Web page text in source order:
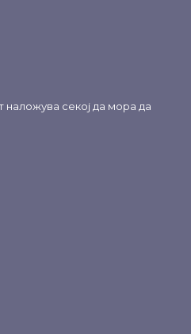
секој да мора да